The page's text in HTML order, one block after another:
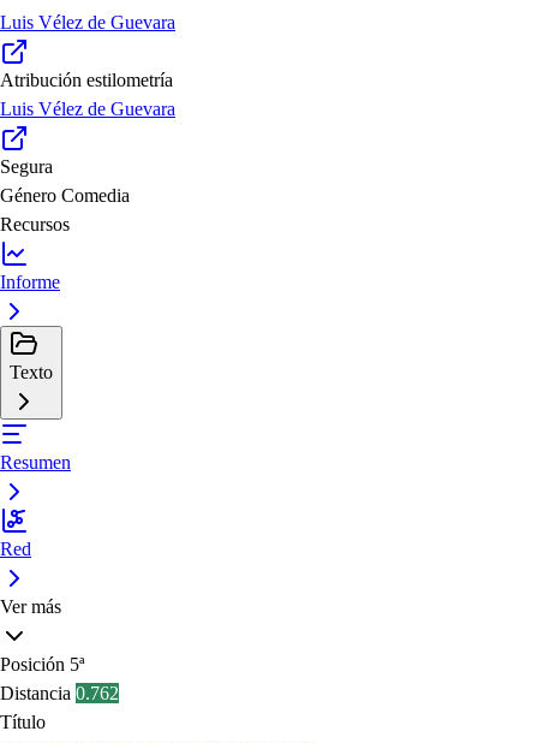
Luis Vélez de Guevara
Atribución estilometría
Luis Vélez de Guevara
Segura
Género Comedia
Recursos
Informe
Texto
Resumen
Red
Ver más
Posición 5ª
Distancia 0.762
Título